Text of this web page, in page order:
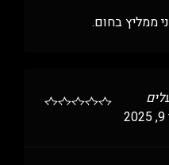
ממליץ בחום.